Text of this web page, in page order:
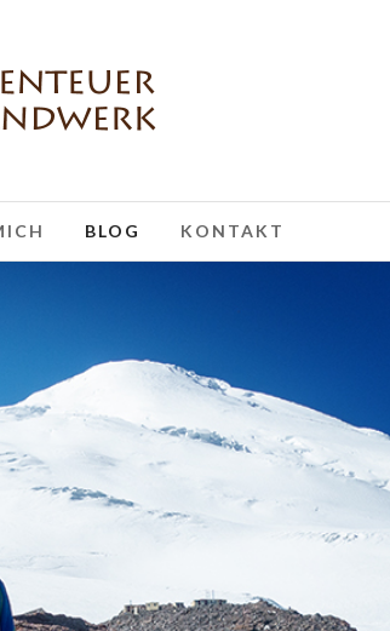
BLOG KONTAKT